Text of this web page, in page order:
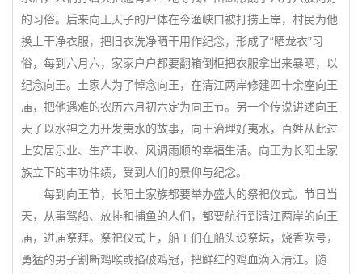
的习俗。后来向王天子的尸体在今渔峡口被打捞上岸，村民为他
换上干净衣服，把旧衣洗净晒干用作纪念，形成了“晒龙衣”习
俗，每到六月六，家家户户都要翻箱倒柜把衣服拿出来暴晒，以
纪念向王。土家人为了悼念向王，在清江两岸修建四十余座向王
庙，把他遇难的农历六月初六定为向王节。另一个传说讲述向王
天子以水神之力开发夷水的故事，向王治理好夷水，百姓从此过
上安居乐业、生产丰收、风调雨顺的幸福生活。向王为长阳土家
族立下的丰功伟绩，受到人们的景仰与纪念。
每到向王节，长阳土家族都要举办盛大的祭祀仪式。节日当
天，从事驾船、放排和捕鱼的人们，都要航行到清江两岸的向王
庙，进庙祭拜。祭祀仪式上，船工们在船头设祭坛，烧香吹号，
勇猛的男子割断鸡喉或掐破鸡冠，把鲜红的鸡血滴入清江。随